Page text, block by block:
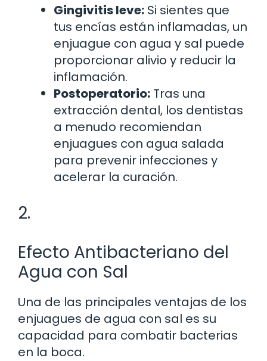
Gingivitis leve: Si sientes que
tus encías están inflamadas, un
enjuague con agua y sal puede
proporcionar alivio y reducir la
inflamación.
Postoperatorio: Tras una
extracción dental, los dentistas
a menudo recomiendan
enjuagues con agua salada
para prevenir infecciones y
acelerar la curación.
2.
Efecto Antibacteriano del
Agua con Sal
Una de las principales ventajas de los
enjuagues de agua con sal es su
capacidad para combatir bacterias
en la boca.